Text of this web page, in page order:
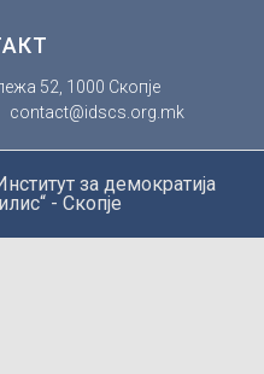
52, 1000 Скопје
contact@idscs.org.mk
за демократија
- Скопје